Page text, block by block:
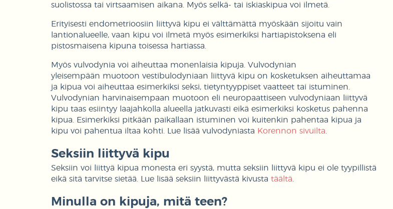
suolistossa tai virtsaamisen aikana. Myös selkä- tai iskiaskipua voi ilmetä.
Erityisesti endometrioosiin liittyvä kipu ei välttämättä myöskään sijoitu vain
lantionalueelle, vaan kipu voi ilmetä myös esimerkiksi hartiapistoksena eli
pistosmaisena kipuna toisessa hartiassa.
Myös vulvodynia voi aiheuttaa monenlaisia kipuja. Vulvodynian
yleisempään muotoon vestibulodyniaan liittyvä kipu on kosketuksen aiheuttamaa
ja kipua voi aiheuttaa esimerkiksi seksi, tietyntyyppiset vaatteet tai istuminen.
Vulvodynian harvinaisempaan muotoon eli neuropaattiseen vulvodyniaan liittyvä
kipu taas esiintyy laajahkolla alueella jatkuvasti eikä esimerkiksi kosketus pahenna
kipua. Esimerkiksi pitkään paikallaan istuminen voi kuitenkin pahentaa kipua ja
kipu voi pahentua iltaa kohti. Lue lisää vulvodyniasta Korennon sivuilta
Seksiin liittyvä kipu
Seksiin voi liittyä kipua monesta eri syystä, mutta seksiin liittyvä kipu ei ole tyypillistä
eikä sitä tarvitse sietää. Lue lisää seksiin liittyvästä kivusta täältä.
Minulla on kipuja, mitä teen?